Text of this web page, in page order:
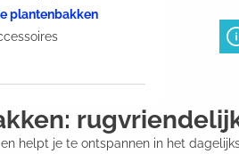
plantenbakken
helpt je te ontspannen in het